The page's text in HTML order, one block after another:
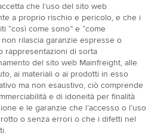
che l’uso del sito web
a proprio rischio e pericolo, e che i
“così come sono” e “come
rilascia garanzie espresse o
rappresentazioni di sorta
del sito web Mainfreight, alle
ai materiali o ai prodotti in esso
ma non esaustivo, ciò comprende
e di idoneità per finalità
e le garanzie che l’accesso o l’uso
o senza errori o che i difetti nel